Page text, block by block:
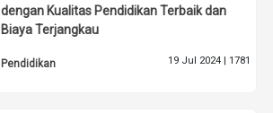
dengan Kualitas Pendidikan Terbaik dan
Biaya Terjangkau
Pendidikan 19 Jul 2024 | 1781